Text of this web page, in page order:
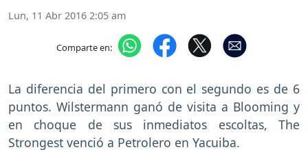
Lun, 11 Abr 2016 2:05 am
Comparte en:
La diferencia del primero con el segundo es de 6
puntos. Wilstermann ganó de visita a Blooming y
en choque de sus inmediatos escoltas, The
Strongest venció a Petrolero en Yacuiba.